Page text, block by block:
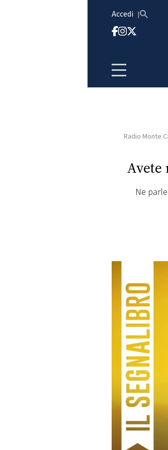
Accedi
HOME
RADIO
FOTO
CONCORSI
EVENTI
VIDEO
PRINCIPATO
Radio Monte
Avete
Ne